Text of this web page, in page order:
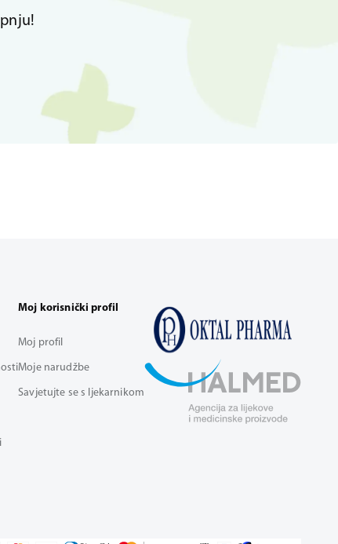
Moj korisnički profil
Moj profil
Moje narudžbe
Savjetujte se s ljekarnikom